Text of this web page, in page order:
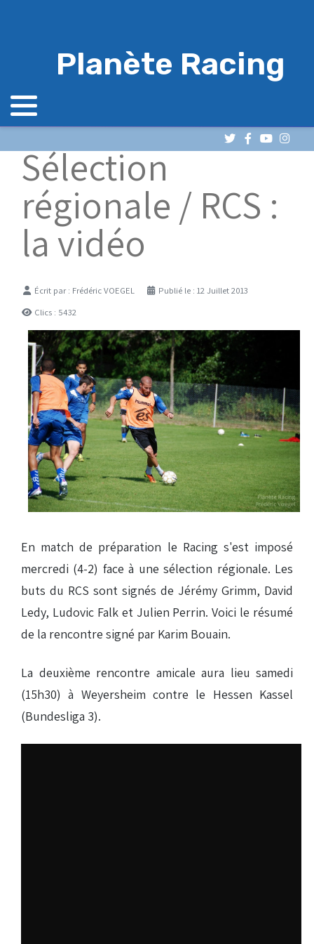
Planète Racing
Sélection
régionale / RCS :
la vidéo
DétailsÉcrit par : Frédéric VOEGEL
Publié le : 12 Juillet 2013
Clics : 5432
En match de préparation le Racing s'est imposé
mercredi (4-2) face à une sélection régionale. Les
buts du RCS sont signés de Jérémy Grimm, David
Ledy, Ludovic Falk et Julien Perrin. Voici le résumé
de la rencontre signé par Karim Bouain.
La deuxième rencontre amicale aura lieu samedi
(15h30) à Weyersheim contre le Hessen Kassel
(Bundesliga 3).